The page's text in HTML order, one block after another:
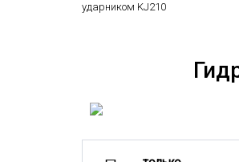
ударником KJ210